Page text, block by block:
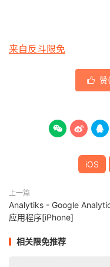
来自反斗限免
 赞(
  
iOS
上一篇
Analytiks - Google
应用程序[iPhone]
相关限免推荐